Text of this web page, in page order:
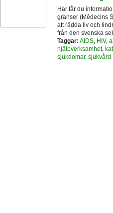
Här får du
gränser (Médecins
att rädda liv och
från den svenska
Taggar: AIDS, HIV,
hjälpverksamhet,
sjukdomar, sjukvård